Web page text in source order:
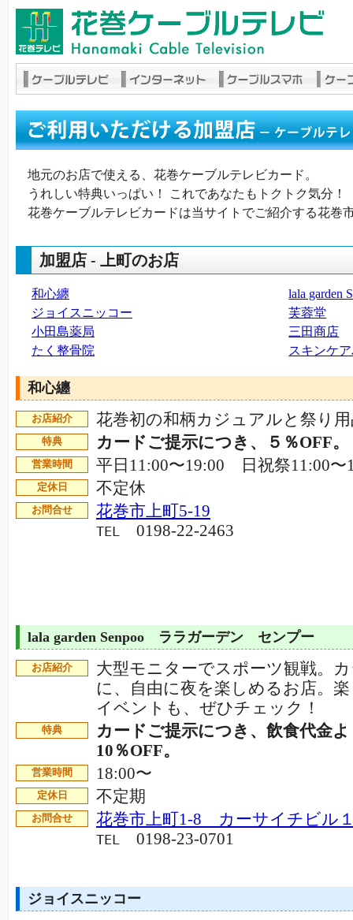
地元のお店で使える、花巻ケーブルテレビカード。
うれしい特典いっぱい！ これであなたもトクトク気分！
花巻ケーブルテレビカードは当サイトでご紹介する花巻
加盟店 - 上町のお店
和心纏
lala
ジョイスニッコー
芙蓉堂
小田島薬局
三田商店
たく整骨院
スキンケ
和心纏
お店紹介 花巻初の和柄カジュアルと祭り
特典 カードご提示につき、５％OFF。
営業時間 平日11:00〜19:00 日祝祭11:00〜
定休日 不定休
お問合せ 花巻市上町5-19
TEL 0198-22-2463
lala garden Senpoo ララガーデン センプー
お店紹介
大型モニターでスポーツ観戦。
に、自由に夜を楽しめるお店。
イベントも、ぜひチェック！
特典
カードご提示につき、飲食代金
10％OFF。
営業時間 18:00〜
定休日 不定期
お問合せ 花巻市上町1-8 カーサイチビル
TEL 0198-23-0701
ジョイスニッコー